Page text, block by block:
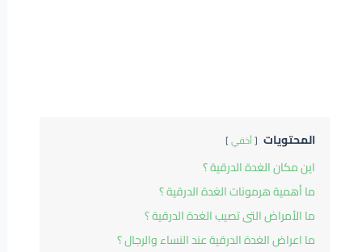
المحتويات أخفي
اين مكان الغدة الدرقية ؟
ما أهمية هرمونات الغدة الدرقية ؟
ما الأمراض التى تصيب الغدة الدرقية ؟
ما اعراض الغدة الدرقية عند النساء والرجال ؟